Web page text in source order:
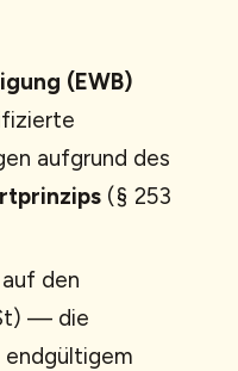
(EWB)
aufgrund des
(§ 253
den
— die
endgültigem